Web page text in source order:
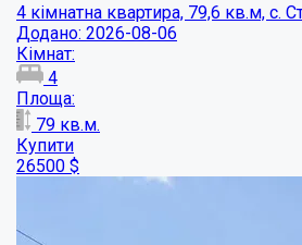
4 кімнатна квартира, 79,6 кв.м, с.
Додано: 2026-08-06
Кімнат:
4
Площа:
79 кв.м.
Купити
26500 $